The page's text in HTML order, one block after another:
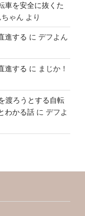
車を安全に抜くた
ちゃん より
進する に デフよん
進する に まじか！
渡ろうとする自転
わかる話 に デフよ